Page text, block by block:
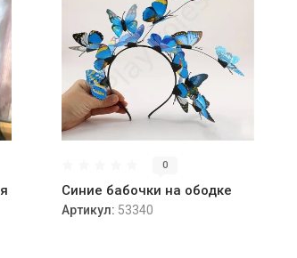
0
Синие бабочки на ободке
Артикул: 53340